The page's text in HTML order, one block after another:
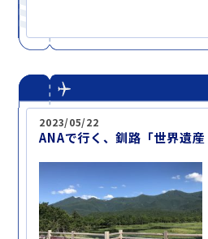
2023/05/22
ANAで行く、釧路「世界遺